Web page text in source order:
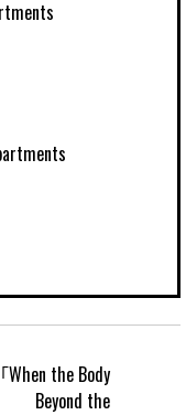
「When the Body
Beyond the